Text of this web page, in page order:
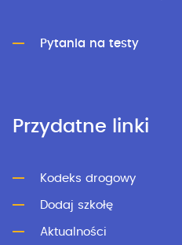
Pytania na testy
Przydatne linki
Kodeks drogowy
Dodaj szkołę
Aktualności